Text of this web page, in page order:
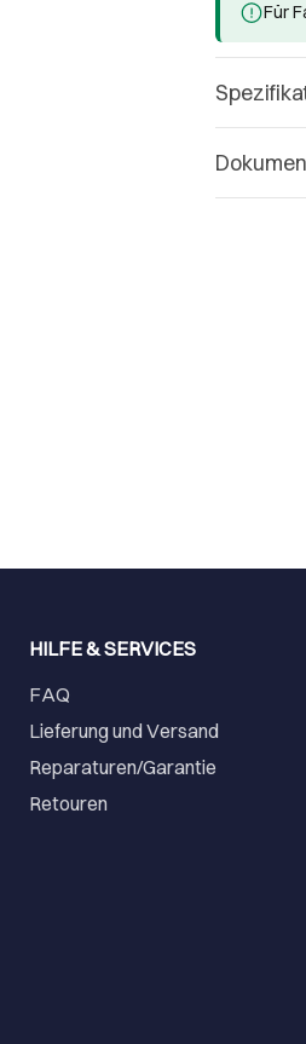
Für
HILFE & SERVICES
FAQ
Lieferung und Versand
Reparaturen/Garantie
Retouren